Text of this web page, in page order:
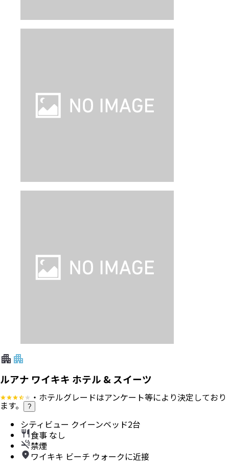
ルアナ ワイキキ ホテル & スイーツ
・ホテルグレードはアンケート等により決定しており
ます。 ?
シティビュー クイーンベッド2台
食事 なし
禁煙
ワイキキ ビーチ ウォークに近接